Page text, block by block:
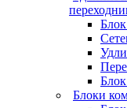
Блоки